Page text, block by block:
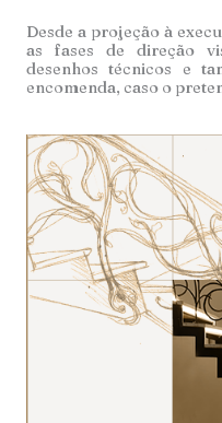
Desde a projeção à
as fases de direção
desenhos técnicos e
encomenda, caso o